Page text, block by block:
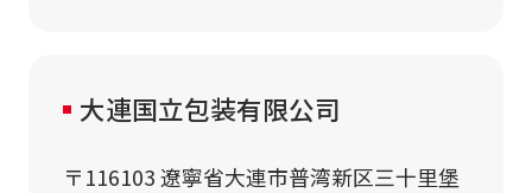
大連国立包装有限公司
〒116103 遼寧省大連市普湾新区三十里堡